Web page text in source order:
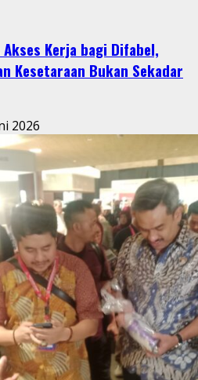
Kerja bagi Difabel,
Kesetaraan Bukan Sekadar
2026